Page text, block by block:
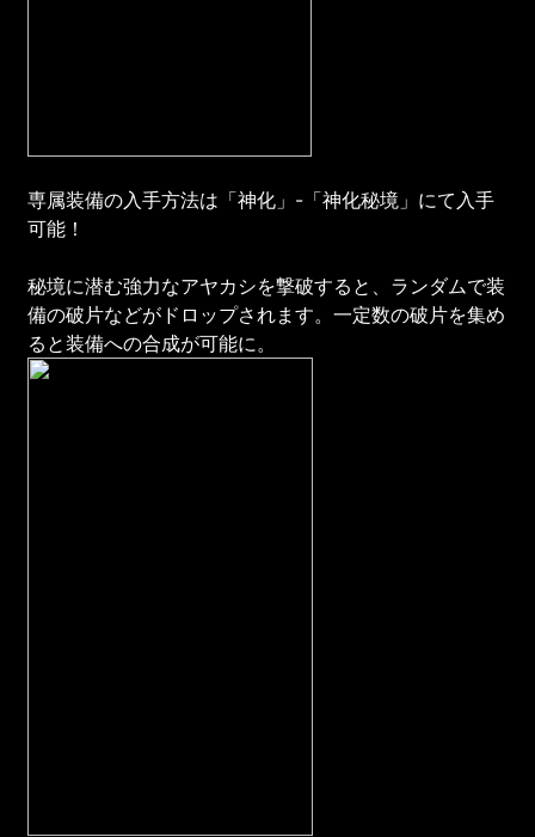
専属装備の入手方法は「神化」-「神化秘境」にて入手
可能！
秘境に潜む強力なアヤカシを撃破すると、ランダムで装
備の破片などがドロップされます。一定数の破片を集め
ると装備への合成が可能に。